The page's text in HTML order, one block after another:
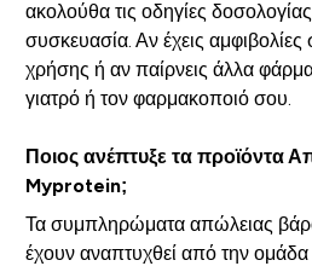
ακολούθα τις οδηγίες
συσκευασία. Αν έχεις αμφιβολίες
χρήσης ή αν παίρνεις άλλα
γιατρό ή τον φαρμακοποιό σου.
Ποιος ανέπτυξε τα προϊόντα
Myprotein;
Τα συμπληρώματα απώλειας
έχουν αναπτυχθεί από την ομάδα